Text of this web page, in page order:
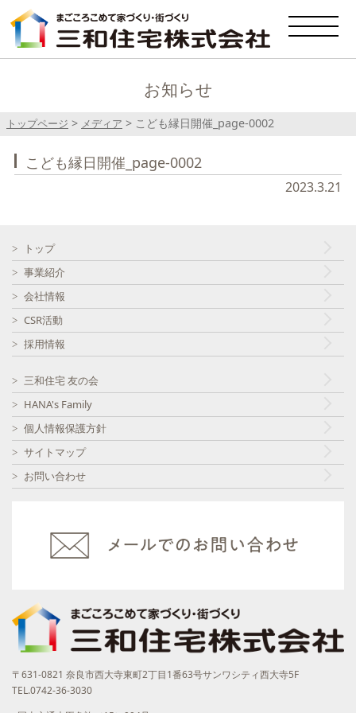
お知らせ
トップページ > メディア > こども縁日開催_page-0002
こども縁日開催_page-0002
2023.3.21
トップ
事業紹介
会社情報
CSR活動
採用情報
三和住宅 友の会
HANA's Family
個人情報保護方針
サイトマップ
お問い合わせ
〒631-0821 奈良市西大寺東町2丁目1番63号サンワシティ西大寺5F
TEL.0742-36-3030